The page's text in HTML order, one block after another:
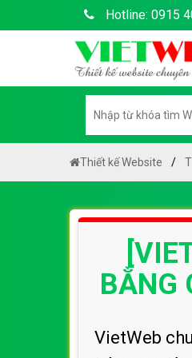
Hotline: 0915
Thiết kế Website
BẰNG
VietWeb